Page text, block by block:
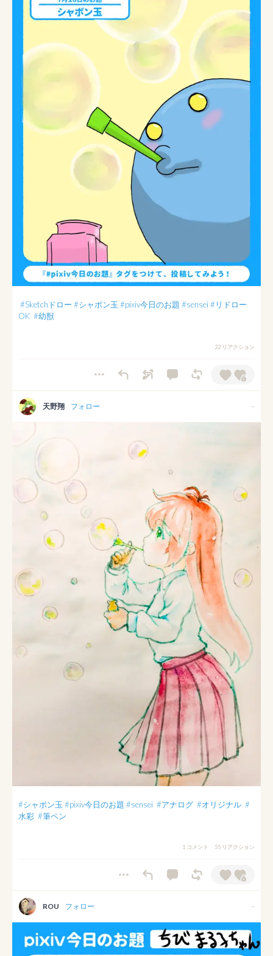
#Sketchドロー #シャボン玉 #pixiv今日のお題 #sensei #リドロー
OK #幼獣
22 リアクション
天野翔 フォロー --
#シャボン玉 #pixiv今日のお題 #sensei #アナログ #オリジナル #
水彩 #筆ペン
1 コメント 55 リアクション
ROU フォロー --